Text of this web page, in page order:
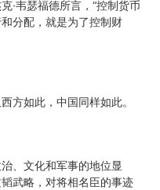
·韦瑟福德所言，“控制货币
分配，就是为了控制财
方如此，中国同样如此。
、文化和军事的地位显
武略，对将相名臣的事迹